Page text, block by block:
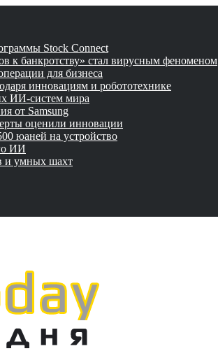
Stock Connect
к банкротству» стал вирусным феноменом
для бизнеса
инновациям и робототехнике
ИИ-систем мира
от Samsung
оценили инновации
юаней на устройство
ИИ
и умных шахт